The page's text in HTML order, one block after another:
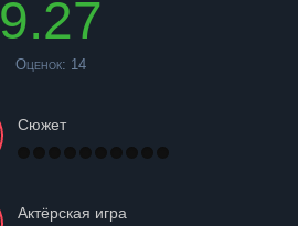
9.27
Оценок: 14
Сюжет
Актёрская игра